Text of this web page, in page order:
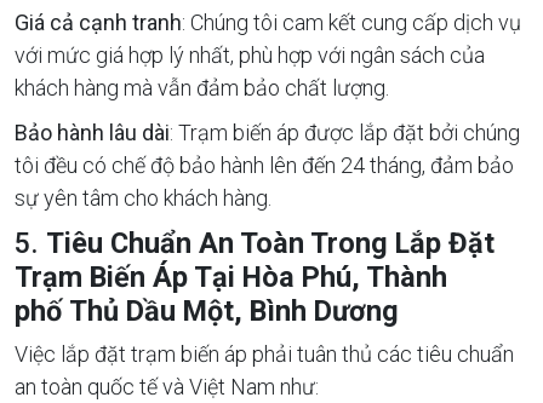
Giá cả cạnh tranh: Chúng tôi cam kết cung cấp dịch vụ
với mức giá hợp lý nhất, phù hợp với ngân sách của
khách hàng mà vẫn đảm bảo chất lượng.
Bảo hành lâu dài: Trạm biến áp được lắp đặt bởi chúng
tôi đều có chế độ bảo hành lên đến 24 tháng, đảm bảo
sự yên tâm cho khách hàng.
5. Tiêu Chuẩn An Toàn Trong Lắp Đặt
Trạm Biến Áp Tại Hòa Phú, Thành
phố Thủ Dầu Một, Bình Dương
Việc lắp đặt trạm biến áp phải tuân thủ các tiêu chuẩn
an toàn quốc tế và Việt Nam như: